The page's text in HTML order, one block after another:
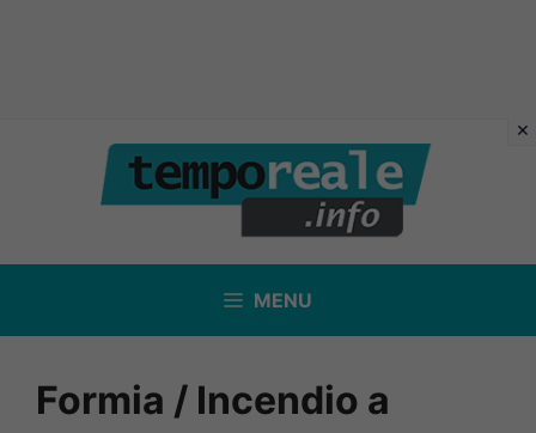
contenuto
MENU
Formia / Incendio a